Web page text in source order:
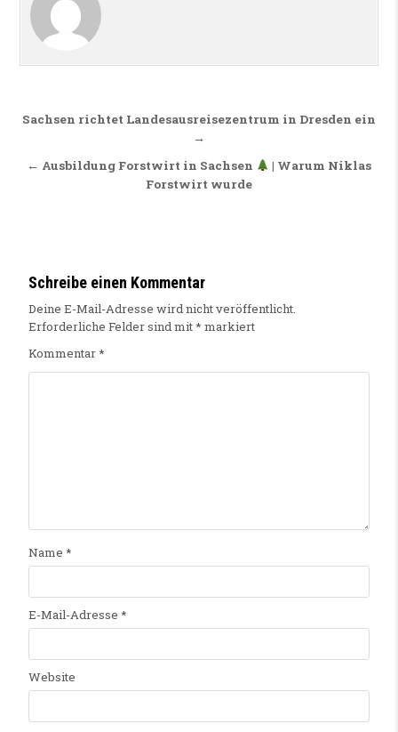
Beitragsnavigation
Sachsen richtet Landesausreisezentrum in Dresden ein
→
← Ausbildung Forstwirt in Sachsen
| Warum Niklas
Forstwirt wurde
Schreibe einen Kommentar
Deine E-Mail-Adresse wird nicht veröffentlicht.
Erforderliche Felder sind mit* markiert
Kommentar*
Name *
E-Mail-Adresse *
Website